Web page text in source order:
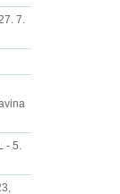
7.
- 5.